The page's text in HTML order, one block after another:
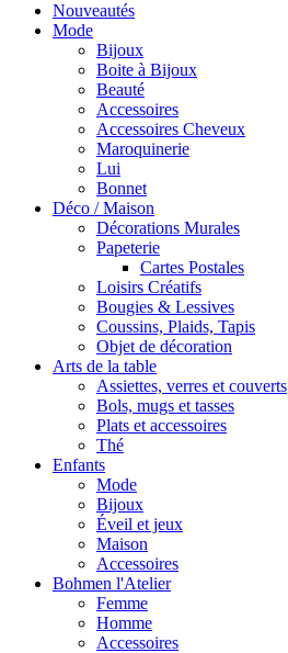
Nouveautés
Mode
Bijoux
Boite à Bijoux
Beauté
Accessoires
Accessoires Cheveux
Maroquinerie
Lui
Bonnet
Déco / Maison
Décorations Murales
Papeterie
Cartes Postales
Loisirs Créatifs
Bougies & Lessives
Coussins, Plaids, Tapis
Objet de décoration
Arts de la table
Assiettes, verres et couverts
Bols, mugs et tasses
Plats et accessoires
Thé
Enfants
Mode
Bijoux
Éveil et jeux
Maison
Accessoires
Bohmen l'Atelier
Femme
Homme
Accessoires